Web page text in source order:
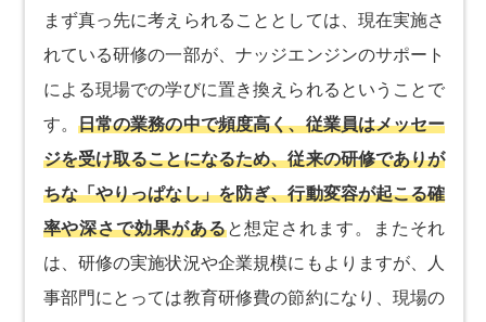
まず真っ先に考えられることとしては、現在実施さ
れている研修の一部が、ナッジエンジンのサポート
による現場での学びに置き換えられるということで
す。 日常の業務の中で頻度高く、従業員はメッセー
ジを受け取ることになるため、従来の研修でありが
ちな「やりっぱなし」を防ぎ、行動変容が起こる確
率や深さで効果があると想定されます。またそれ
は、研修の実施状況や企業規模にもよりますが、人
事部門にとっては教育研修費の節約になり、現場の